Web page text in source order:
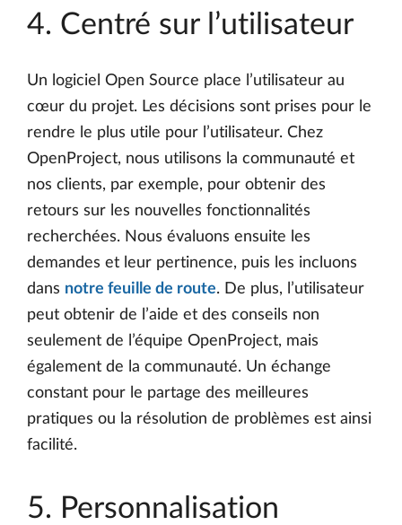
4. Centré sur l’utilisateur
Un logiciel Open Source place l’utilisateur au
cœur du projet. Les décisions sont prises pour le
rendre le plus utile pour l’utilisateur. Chez
OpenProject, nous utilisons la communauté et
nos clients, par exemple, pour obtenir des
retours sur les nouvelles fonctionnalités
recherchées. Nous évaluons ensuite les
demandes et leur pertinence, puis les incluons
dans notre feuille de route. De plus, l’utilisateur
peut obtenir de l’aide et des conseils non
seulement de l’équipe OpenProject, mais
également de la communauté. Un échange
constant pour le partage des meilleures
pratiques ou la résolution de problèmes est ainsi
facilité.
5. Personnalisation